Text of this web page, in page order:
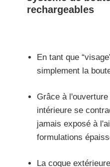
rechargeables
En tant que
simplement la
Grâce à
intérieure se
jamais exposé à
formulations
La coque